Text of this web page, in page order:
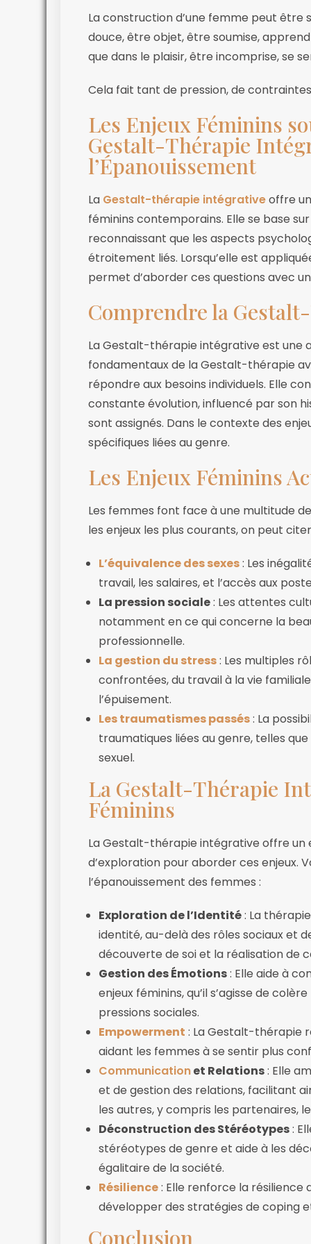
La construction d’une femme peut être
douce, être objet, être soumise,
que dans le plaisir, être incomprise, se
Cela fait tant de pression, de
Les Enjeux Féminins
Gestalt-Thérapie
l’Épanouissement
La Gestalt-thérapie intégrativeoffre
féminins contemporains. Elle se base
reconnaissant que les aspects
étroitement liés. Lorsqu’elle est
permet d’aborder ces questions avec
Comprendre la
La Gestalt-thérapie intégrative est une
fondamentaux de la Gestalt-thérapie
répondre aux besoins individuels. Elle
constante évolution, influencé par son
sont assignés. Dans le contexte des
spécifiques liées au genre.
Les Enjeux Féminins
Les femmes font face à une multitude
les enjeux les plus courants, on peut
L’équivalence des sexes: Les
travail, les salaires, et l’accès aux
La pression sociale: Les attentes
notamment en ce qui concerne la
professionnelle.
La gestion du stress: Les multiples
confrontées, du travail à la vie
l’épuisement.
Les traumatismes passés: La
traumatiques liées au genre, telles
sexuel.
La Gestalt-Thérapie
Féminins
La Gestalt-thérapie intégrative offre un
d’exploration pour aborder ces enjeux.
l’épanouissement des femmes :
Exploration de l’Identité: La
identité, au-delà des rôles sociaux et
découverte de soi et la réalisation de
Gestion des Émotions: Elle aide à
enjeux féminins, qu’il s’agisse de
pressions sociales.
Empowerment : La Gestalt-thérapie
aidant les femmes à se sentir plus
Communicationet Relations: Elle
et de gestion des relations, facilitant
les autres, y compris les partenaires,
Déconstruction des Stéréotypes:
stéréotypes de genre et aide à les
égalitaire de la société.
Résilience: Elle renforce la résilience
développer des stratégies de coping
Conclusion